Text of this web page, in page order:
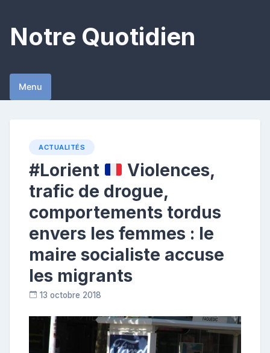
content
Notre Quotidien
Menu
ACTUALITÉS
#Lorient
Violences,
trafic de drogue,
comportements tordus
envers les femmes : le
maire socialiste accuse
les migrants
13 octobre 2018
e
p
o